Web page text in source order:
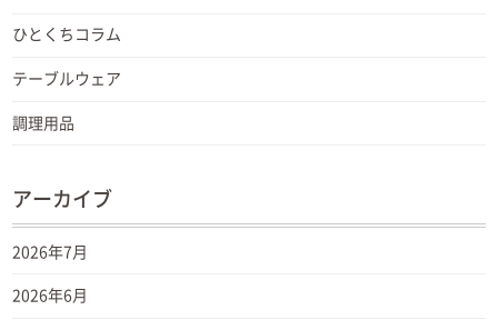
ひとくちコラム
テーブルウェア
調理用品
アーカイブ
2026年7月
2026年6月